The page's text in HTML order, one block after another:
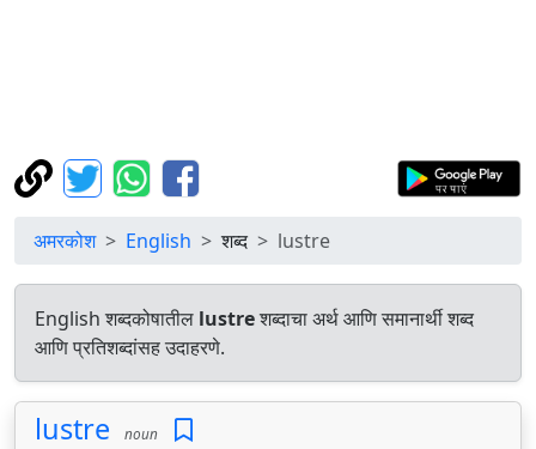
अमरकोश English शब्द lustre
English शब्दकोषातील lustreशब्दाचा अर्थ आणि समानार्थी शब्द
आणि प्रतिशब्दांसह उदाहरणे.
lustre noun